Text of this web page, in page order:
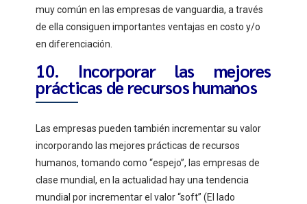
muy común en las empresas de vanguardia, a través
de ella consiguen importantes ventajas en costo y/o
en diferenciación.
10. Incorporar las mejores
prácticas de recursos humanos
Las empresas pueden también incrementar su valor
incorporando las mejores prácticas de recursos
humanos, tomando como “espejo”, las empresas de
clase mundial, en la actualidad hay una tendencia
mundial por incrementar el valor “soft” (El lado